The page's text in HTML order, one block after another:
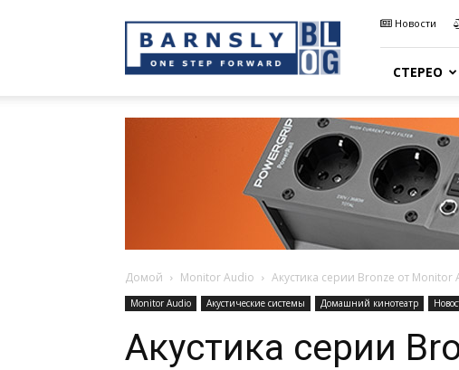
Sound
Blog
Новости
СТЕРЕО
Домой Monitor Audio Акустика серии Bronze от
Monitor Audio Акустические системы Домашний кинотеатр
Акустика серии